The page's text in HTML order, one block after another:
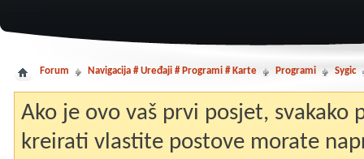
Forum Navigacija # Uređaji # Programi # Karte Programi Sygic
Ako je ovo vaš prvi posjet, svakako
kreirati vlastite postove morate